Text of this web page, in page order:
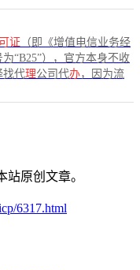
证 （即《增值电信业务经
“B25”），官方本身不收
找代理公司代办，因为流
原创文章。
6317.html